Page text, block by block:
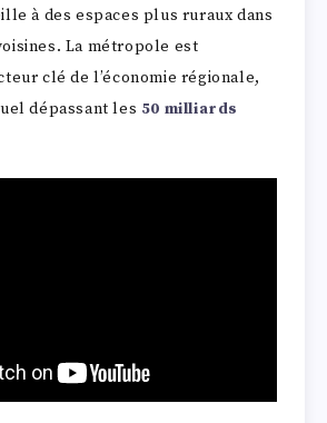
à des espaces plus ruraux dans
La métropole est
clé de l’économie régionale,
dépassant les 50 milliards